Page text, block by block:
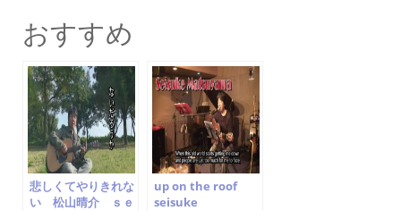
c
e
b
o
o
k
itt
er
ai
l
おすすめ
悲しくてやりきれな
い 松山晴介 ｓｅ
up on the roof
seisuke